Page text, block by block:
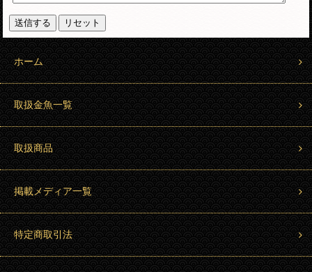
ホーム
取扱金魚一覧
取扱商品
掲載メディア一覧
特定商取引法